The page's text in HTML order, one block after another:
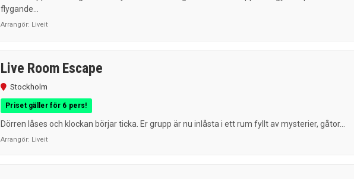
flygande...
Arrangör: Liveit
Live Room Escape
Stockholm
Priset gäller för 6 pers!
Dörren låses och klockan börjar ticka. Er grupp är nu inlåsta i ett rum fyllt av mysterier, gåtor...
Arrangör: Liveit